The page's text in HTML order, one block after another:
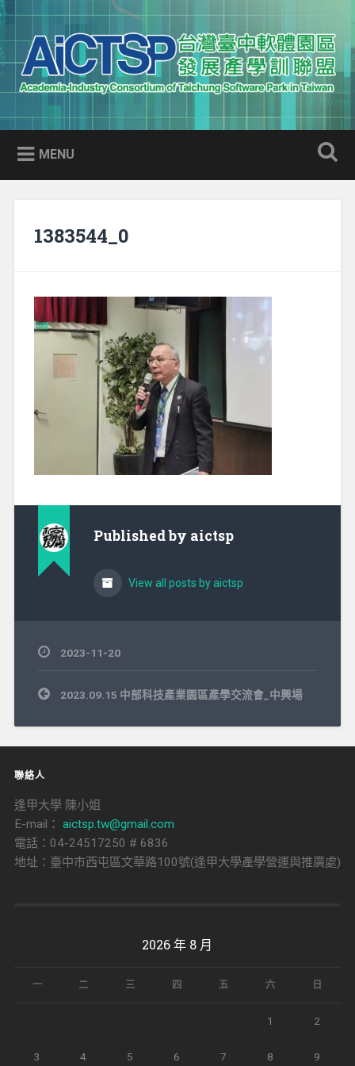
Skip
to
content
Search
AICTSP 台灣臺中軟體園區發展
產學訓聯盟
Academia-Industry Consortium of Taichung Software Park
in Taiwan
MENU
1383544_0
Published by aictsp
View all posts by aictsp
2023-11-20
文
章
覽
2023.09.15 中部科技產業園區產學交流會_中興場
聯絡人
逢甲大學 陳小姐
E-mail： aictsp.tw@gmail.com
電話：04-24517250 # 6836
地址：臺中市西屯區文華路100號(逢甲大學產學營運與推廣處)
2026 年 8 月
一 二 三 四 五 六 日
1 2
3 4 5 6 7 8 9